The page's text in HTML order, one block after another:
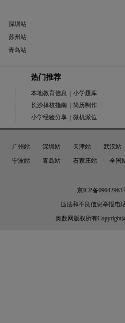
深圳站
苏州站
青岛站
热门推荐
本地教育信息
小学题库
长沙择校指南
简历制作
小学经验分享
微机派位
广州站 深圳站 天津站
武汉站
宁波站 青岛站 石家庄站 全国
京ICP备09042963
违法和不良信息举报电
奥数网 版权所有